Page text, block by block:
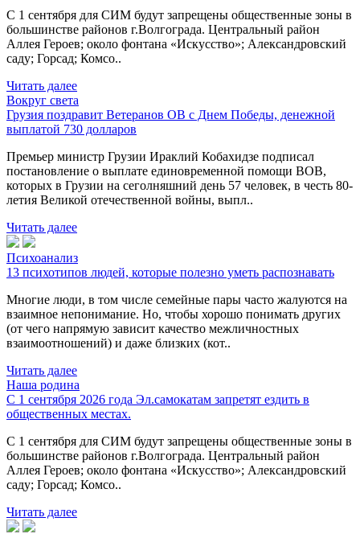
С 1 сентября для СИМ будут запрещены общественные зоны в
большинстве районов г.Волгограда. Центральный район
Аллея Героев; около фонтана «Искусство»; Александровский
саду; Горсад; Комсо..
Читать далее
Вокруг света
Грузия поздравит Ветеранов ОВ с Днем Победы, денежной
выплатой 730 долларов
Премьер министр Грузии Ираклий Кобахидзе подписал
постановление о выплате единовременной помощи ВОВ,
которых в Грузии на сеголняшний день 57 человек, в честь 80-
летия Великой отечественной войны, выпл..
Читать далее
Психоанализ
13 психотипов людей, которые полезно уметь распознавать
Многие люди, в том числе семейные пары часто жалуются на
взаимное непонимание. Но, чтобы хорошо понимать других
(от чего напрямую зависит качество межличностных
взаимоотношений) и даже близких (кот..
Читать далее
Наша родина
С 1 сентября 2026 года Эл.самокатам запретят ездить в
общественных местах.
С 1 сентября для СИМ будут запрещены общественные зоны в
большинстве районов г.Волгограда. Центральный район
Аллея Героев; около фонтана «Искусство»; Александровский
саду; Горсад; Комсо..
Читать далее